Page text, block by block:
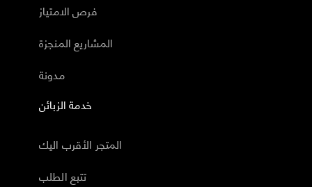
فرص الامتياز
المشاريع المنجزة
مدونة
خدمة الزبائن
المتجر الأقرب اليك
تتبع الطلب